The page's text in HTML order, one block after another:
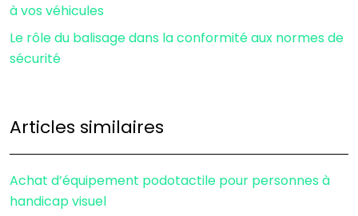
à vos véhicules
Le rôle du balisage dans la conformité aux normes de
sécurité
Articles similaires
Achat d’équipement podotactile pour personnes à
handicap visuel